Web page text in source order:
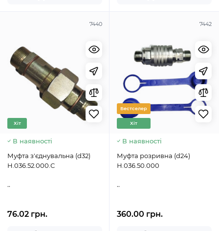
7440
Хіт
В наявності
Муфта з'єднувальна (d32)
Н.036.52.000.С
..
76.02 грн.
7442
Бестселер
Хіт
В наявності
Муфта розривна (d24)
Н.036.50.000
..
360.00 грн.